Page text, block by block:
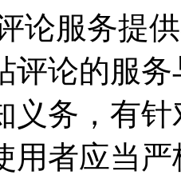
论服务提
评论的服
义务，有
用者应当